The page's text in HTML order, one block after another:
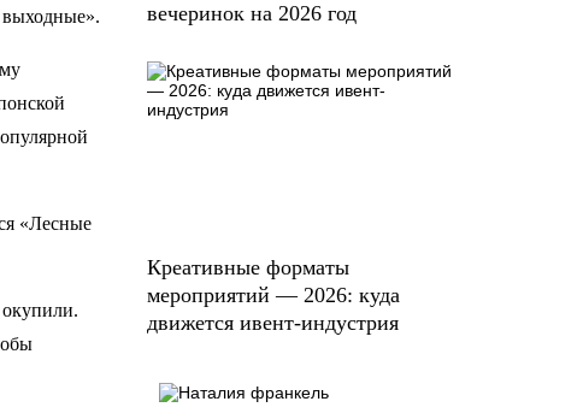
выходные».
«Лесные
вечеринок на 2026 год
Креативные форматы
мероприятий — 2026: куда
движется ивент-индустрия